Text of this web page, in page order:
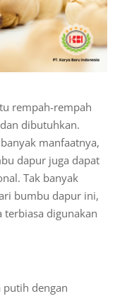
rempah-rempah
dibutuhkan.
manfaatnya,
dapur juga dapat
Tak banyak
bumbu dapur ini,
terbiasa digunakan
putih dengan